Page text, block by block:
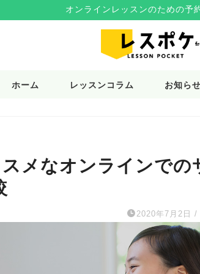
オンラインレッスンのための予
ホーム レッスンコラム お知ら
メなオンラインでの
2020年7月2日 /